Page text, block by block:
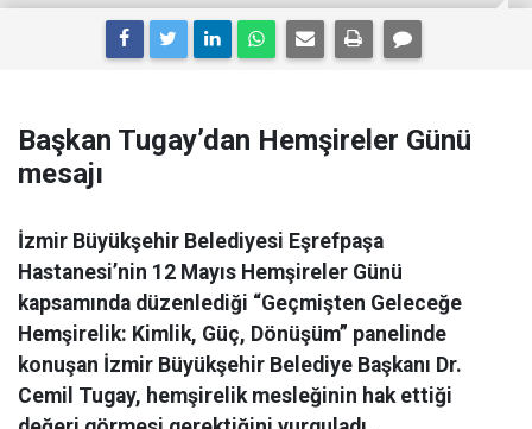
Başkan Tugay’dan Hemşireler Günü
mesajı
İzmir Büyükşehir Belediyesi Eşrefpaşa
Hastanesi’nin 12 Mayıs Hemşireler Günü
kapsamında düzenlediği “Geçmişten Geleceğe
Hemşirelik: Kimlik, Güç, Dönüşüm” panelinde
konuşan İzmir Büyükşehir Belediye Başkanı Dr.
Cemil Tugay, hemşirelik mesleğinin hak ettiği